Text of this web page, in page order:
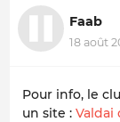
Faab
18 août
Pour info, le
un site : Valdai